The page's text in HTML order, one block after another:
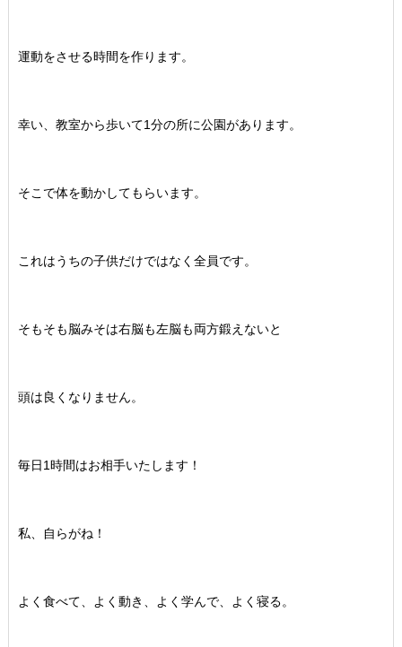
運動をさせる時間を作ります。
幸い、教室から歩いて1分の所に公園があります。
そこで体を動かしてもらいます。
これはうちの子供だけではなく全員です。
そもそも脳みそは右脳も左脳も両方鍛えないと
頭は良くなりません。
毎日1時間はお相手いたします！
私、自らがね！
よく食べて、よく動き、よく学んで、よく寝る。